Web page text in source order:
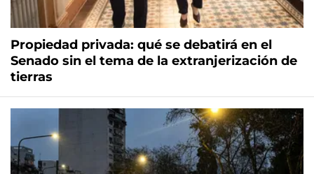
Propiedad privada: qué se debatirá en el
Senado sin el tema de la extranjerización de
tierras